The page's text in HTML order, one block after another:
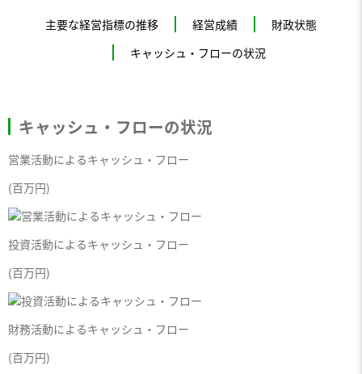
主要な経営指標の推移 経営成績
財政状態
キャッシュ・フローの状況
キャッシュ・フローの状況
営業活動によるキャッシュ・フロー
(百万円)
投資活動によるキャッシュ・フロー
(百万円)
財務活動によるキャッシュ・フロー
(百万円)